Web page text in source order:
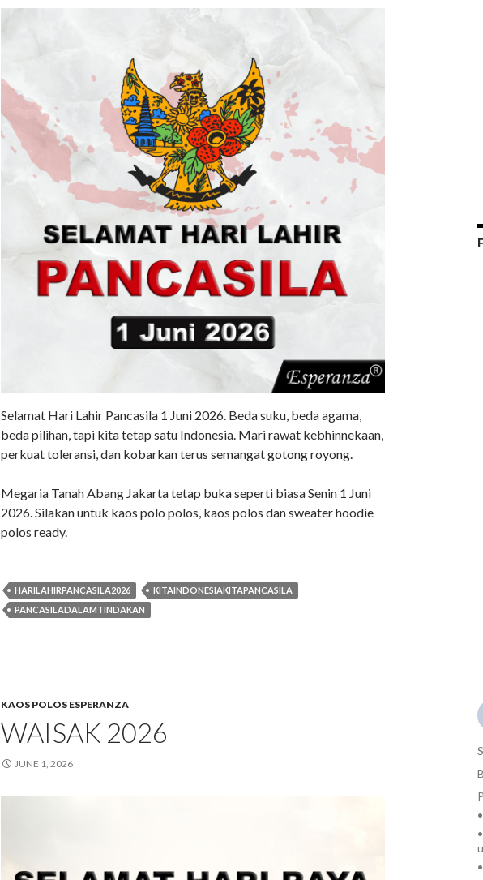
Selamat Hari Lahir Pancasila 1 Juni 2026. Beda suku, beda agama,
beda pilihan, tapi kita tetap satu Indonesia. Mari rawat kebhinnekaan,
perkuat toleransi, dan kobarkan terus semangat gotong royong.
Megaria Tanah Abang Jakarta tetap buka seperti biasa Senin 1 Juni
2026. Silakan untuk kaos polo polos, kaos polos dan sweater hoodie
polos ready.
HARILAHIRPANCASILA2026
KITAINDONESIAKITAPANCASILA
PANCASILADALAMTINDAKAN
KAOS POLOS ESPERANZA
WAISAK 2026
JUNE 1, 2026